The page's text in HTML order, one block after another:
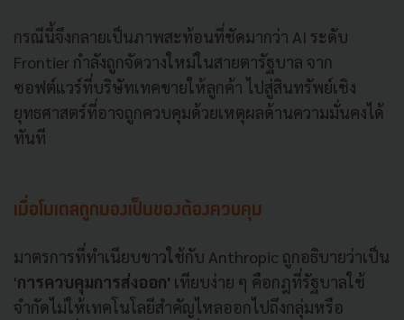
กรณีนี้จึงกลายเป็นภาพสะท้อนที่ชัดมากว่า AI ระดับ
Frontier กำลังถูกจัดวางใหม่ในสายตารัฐบาล จาก
ซอฟต์แวร์ที่บริษัทเทคขายให้ลูกค้า ไปสู่สินทรัพย์เชิง
ยุทธศาสตร์ที่อาจถูกควบคุมด้วยเหตุผลด้านความมั่นคงได้
ทันที
เมื่อโมเดลถูกมองเป็นของต้องควบคุม
มาตรการที่ทำเนียบขาวใช้กับ Anthropic ถูกอธิบายว่าเป็น
'การควบคุมการส่งออก' เทียบง่าย ๆ คือกฎที่รัฐบาลใช้
จำกัดไม่ให้เทคโนโลยีสำคัญไหลออกไปถึงกลุ่มหรือ